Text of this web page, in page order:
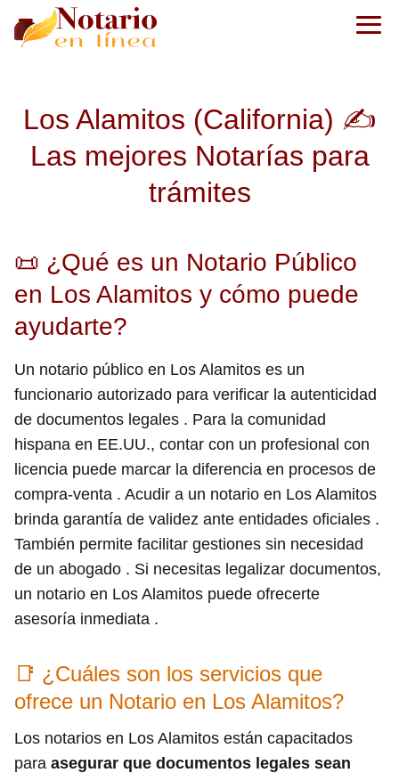
Los Alamitos (California) ✍️
Las mejores Notarías para
trámites
📜 ¿Qué es un Notario Público
en Los Alamitos y cómo puede
ayudarte?
Un notario público en Los Alamitos es un
funcionario autorizado para verificar la autenticidad
de documentos legales . Para la comunidad
hispana en EE.UU., contar con un profesional con
licencia puede marcar la diferencia en procesos de
compra-venta . Acudir a un notario en Los Alamitos
brinda garantía de validez ante entidades oficiales .
También permite facilitar gestiones sin necesidad
de un abogado . Si necesitas legalizar documentos,
un notario en Los Alamitos puede ofrecerte
asesoría inmediata .
📑 ¿Cuáles son los servicios que
ofrece un Notario en Los Alamitos?
Los notarios en Los Alamitos están capacitados
para asegurar que documentos legales sean